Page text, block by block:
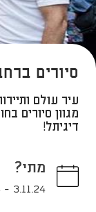
סיורים
עיר עולם
מגוון סיורים
דיגיתל!
מתי?
3.11.24
-